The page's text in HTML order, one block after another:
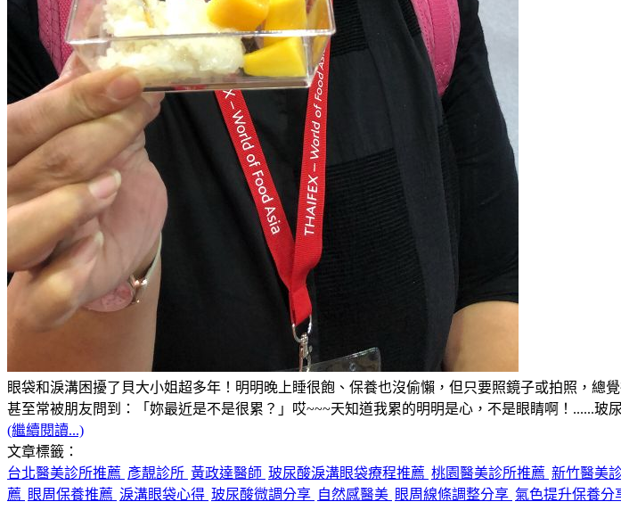
眼袋和淚溝困擾了貝大小姐超多年！明明晚上睡很飽、保養也沒偷懶，但只要照鏡子或拍照，
甚至常被朋友問到：「妳最近是不是很累？」哎~~~天知道我累的明明是心，不是眼睛啊！......
(繼續閱讀...)
文章標籤：
台北醫美診所推薦 彥靚診所 黃政達醫師 玻尿酸淚溝眼袋療程推薦 桃園醫美診所推薦 新竹醫美
薦 眼周保養推薦 淚溝眼袋心得 玻尿酸微調分享 自然感醫美 眼周線條調整分享 氣色提升保養分